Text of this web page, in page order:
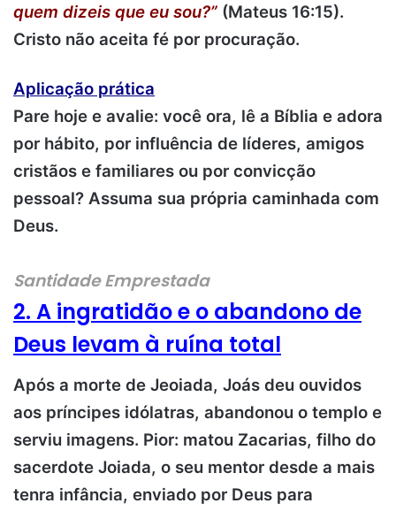
quem dizeis que eu sou?” (Mateus 16:15).
Cristo não aceita fé por procuração.
Aplicação prática
Pare hoje e avalie: você ora, lê a Bíblia e adora
por hábito, por influência de líderes, amigos
cristãos e familiares ou por convicção
pessoal? Assuma sua própria caminhada com
Deus.
Santidade Emprestada
2. A ingratidão e o abandono de
Deus levam à ruína total
Após a morte de Jeoiada, Joás deu ouvidos
aos príncipes idólatras, abandonou o templo e
serviu imagens. Pior: matou Zacarias, filho do
sacerdote Joiada, o seu mentor desde a mais
tenra infância, enviado por Deus para